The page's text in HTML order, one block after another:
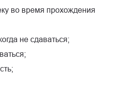
во время прохождения
не сдаваться;